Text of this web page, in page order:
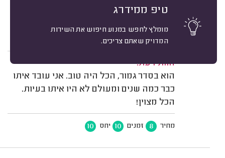
טיפ ממידרג
מומלץ לחפש במנוע חיפוש את השירות
המדויק שאתם צריכים.
משוב: 27/02/2025
תיאור השירות:
עבודות גבס, צבע ושפכטל בעסק.
חוות דעת:
הוא בסדר גמור, הכל היה טוב. אני עובד איתו
כבר כמה שנים ומעולם לא היו איתו בעיות.
הכל מצוין!
מחיר 8 זמנים 10 יחס 10